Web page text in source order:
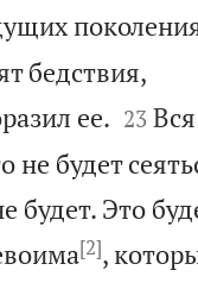
бедствия,
ее.
23 Вся
будет
будет. Это
[2],